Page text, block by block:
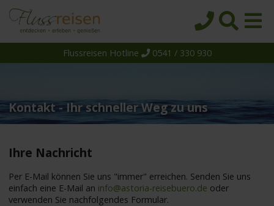
Reiseziele
Themen
Reedereien
Über uns
Flussreisen Hotline 0541 / 330 930
Kontakt - Ihr schneller Weg zu uns
Ihre Nachricht
Per E-Mail können Sie uns "immer" erreichen. Senden Sie uns
einfach eine E-Mail an info@astoria-reisebuero.de oder
verwenden Sie nachfolgendes Formular.